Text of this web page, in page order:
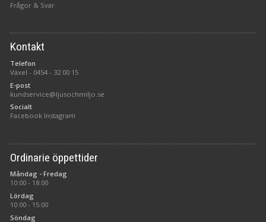
Frågor & Svar
Kontakt
Telefon
Växel - 0454 - 32 00 15
E-post
kundservice@ljusochmiljo.se
Socialt
Facebook Instagram
Ordinarie öppettider
Måndag - Fredag
10:00 - 18:00
Lördag
10:00 - 15:00
Söndag